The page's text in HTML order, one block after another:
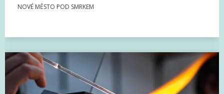
NOVÉ MĚSTO POD SMRKEM